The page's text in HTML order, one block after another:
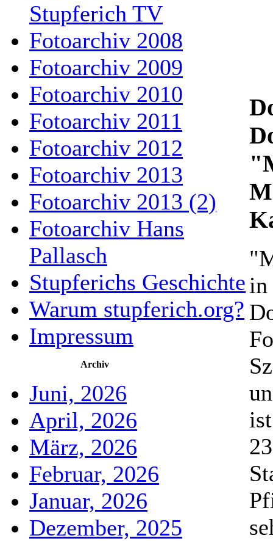
Stupferich TV
Fotoarchiv 2008
Fotoarchiv 2009
Fotoarchiv 2010
Fotoarchiv 2011
Fotoarchiv 2012
Fotoarchiv 2013
Fotoarchiv 2013 (2)
Fotoarchiv Hans
Pallasch
Stupferichs Geschichte
Warum stupferich.org?
Impressum
Archiv
Juni, 2026
April, 2026
März, 2026
Februar, 2026
Januar, 2026
Dezember, 2025
in